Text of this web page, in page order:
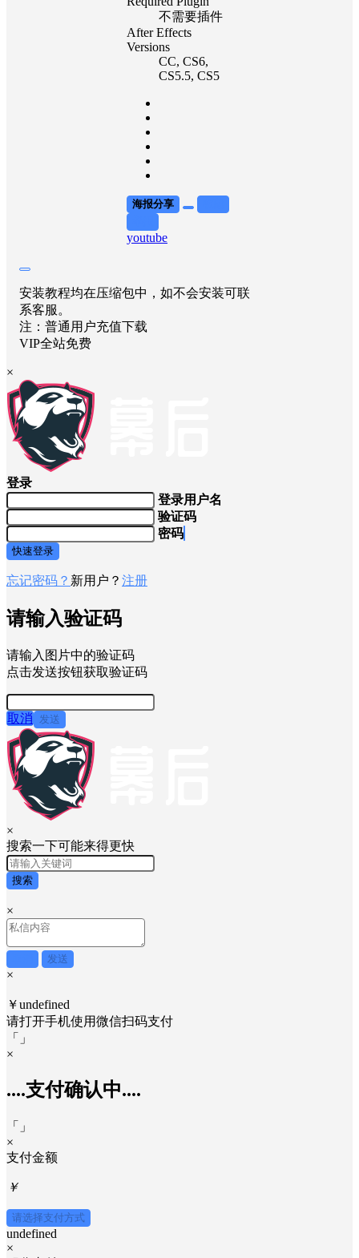
不需要插件
After Effects
Versions
CC, CS6,
CS5.5, CS5
海报分享
youtube
安装教程均在压缩包中，如不会安装可联
系客服。
注：普通用户充值下载
VIP全站免费
×
登录
登录用户名
验证码
密码
快速登录
忘记密码？ 新用户？ 注册
请输入验证码
请输入图片中的验证码
点击发送按钮获取验证码
取消 发送
×
搜索一下可能来得更快
搜索
×
发送
×
￥undefined
请打开手机使用微信扫码支付
「
」
×
....支付确认中....
「
」
×
支付金额
￥
请选择支付方式
undefined
×